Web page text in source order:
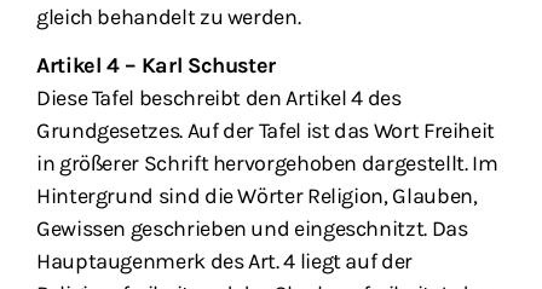
gleich behandelt zu werden.
Artikel 4 – Karl Schuster
Diese Tafel beschreibt den Artikel 4 des
Grundgesetzes. Auf der Tafel ist das Wort Freiheit
in größerer Schrift hervorgehoben dargestellt. Im
Hintergrund sind die Wörter Religion, Glauben,
Gewissen geschrieben und eingeschnitzt. Das
Hauptaugenmerk des Art. 4 liegt auf der